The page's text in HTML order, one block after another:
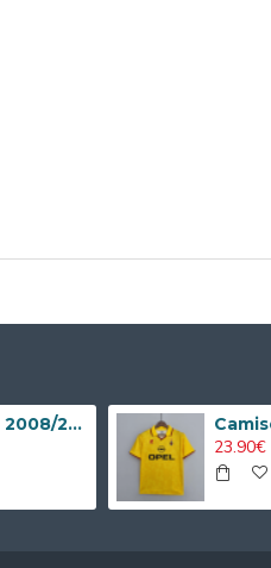
Camiseta AC Milan 2008/2009 Local Retro Niño Kit
23.90€